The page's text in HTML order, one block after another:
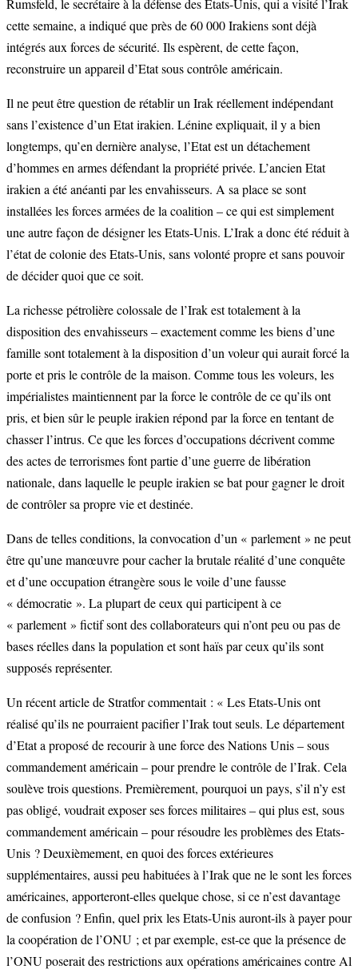
Rumsfeld, le secrétaire à la défense des Etats-Unis, qui a visité l’Irak
cette semaine, a indiqué que près de 60 000 Irakiens sont déjà
intégrés aux forces de sécurité. Ils espèrent, de cette façon,
reconstruire un appareil d’Etat sous contrôle américain.
Il ne peut être question de rétablir un Irak réellement indépendant
sans l’existence d’un Etat irakien. Lénine expliquait, il y a bien
longtemps, qu’en dernière analyse, l’Etat est un détachement
d’hommes en armes défendant la propriété privée. L’ancien Etat
irakien a été anéanti par les envahisseurs. A sa place se sont
installées les forces armées de la coalition – ce qui est simplement
une autre façon de désigner les Etats-Unis. L’Irak a donc été réduit à
l’état de colonie des Etats-Unis, sans volonté propre et sans pouvoir
de décider quoi que ce soit.
La richesse pétrolière colossale de l’Irak est totalement à la
disposition des envahisseurs – exactement comme les biens d’une
famille sont totalement à la disposition d’un voleur qui aurait forcé la
porte et pris le contrôle de la maison. Comme tous les voleurs, les
impérialistes maintiennent par la force le contrôle de ce qu’ils ont
pris, et bien sûr le peuple irakien répond par la force en tentant de
chasser l’intrus. Ce que les forces d’occupations décrivent comme
des actes de terrorismes font partie d’une guerre de libération
nationale, dans laquelle le peuple irakien se bat pour gagner le droit
de contrôler sa propre vie et destinée.
Dans de telles conditions, la convocation d’un « parlement » ne peut
être qu’une manœuvre pour cacher la brutale réalité d’une conquête
et d’une occupation étrangère sous le voile d’une fausse
« démocratie ». La plupart de ceux qui participent à ce
« parlement » fictif sont des collaborateurs qui n’ont peu ou pas de
bases réelles dans la population et sont haïs par ceux qu’ils sont
supposés représenter.
Un récent article de Stratfor commentait : « Les Etats-Unis ont
réalisé qu’ils ne pourraient pacifier l’Irak tout seuls. Le département
d’Etat a proposé de recourir à une force des Nations Unis – sous
commandement américain – pour prendre le contrôle de l’Irak. Cela
soulève trois questions. Premièrement, pourquoi un pays, s’il n’y est
pas obligé, voudrait exposer ses forces militaires – qui plus est, sous
commandement américain – pour résoudre les problèmes des Etats-
Unis ? Deuxièmement, en quoi des forces extérieures
supplémentaires, aussi peu habituées à l’Irak que ne le sont les forces
américaines, apporteront-elles quelque chose, si ce n’est davantage
de confusion ? Enfin, quel prix les Etats-Unis auront-ils à payer pour
la coopération de l’ONU ; et par exemple, est-ce que la présence de
l’ONU poserait des restrictions aux opérations américaines contre Al